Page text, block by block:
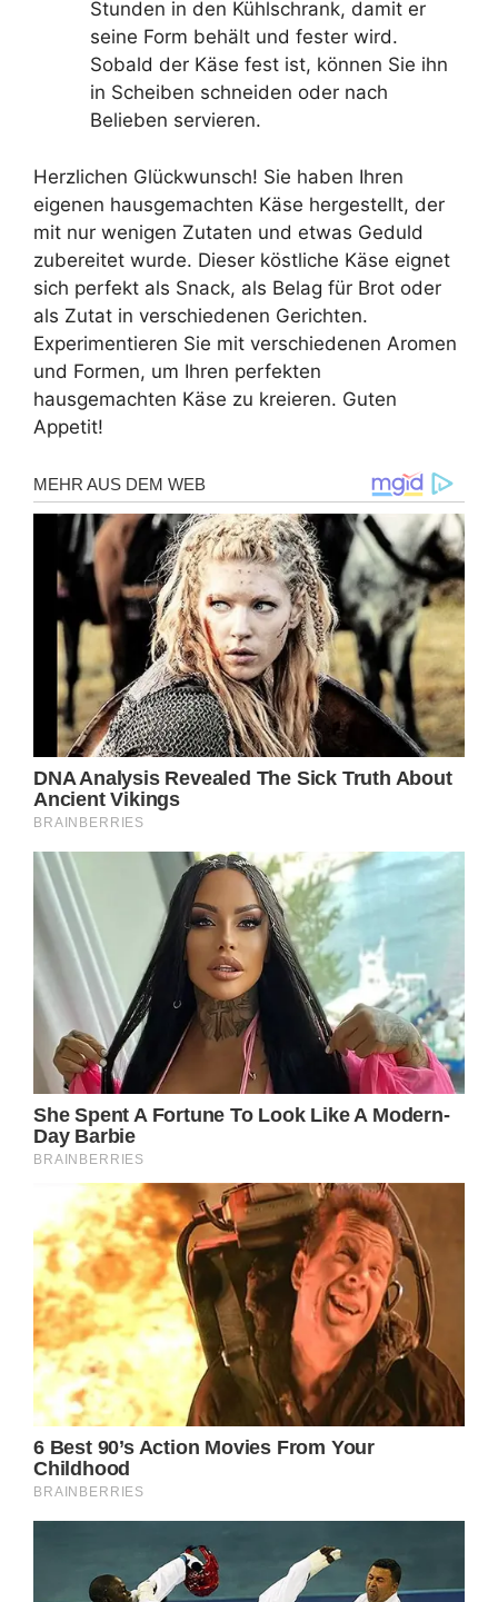
Stunden in den Kühlschrank, damit er
seine Form behält und fester wird.
Sobald der Käse fest ist, können Sie ihn
in Scheiben schneiden oder nach
Belieben servieren.
Herzlichen Glückwunsch! Sie haben Ihren
eigenen hausgemachten Käse hergestellt, der
mit nur wenigen Zutaten und etwas Geduld
zubereitet wurde. Dieser köstliche Käse eignet
sich perfekt als Snack, als Belag für Brot oder
als Zutat in verschiedenen Gerichten.
Experimentieren Sie mit verschiedenen Aromen
und Formen, um Ihren perfekten
hausgemachten Käse zu kreieren. Guten
Appetit!